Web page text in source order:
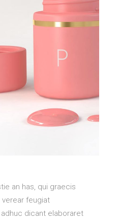
an has, qui graecis
verear feugiat
dicant elaboraret